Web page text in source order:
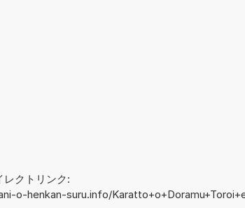
レクトリンク:
o-henkan-suru.info/